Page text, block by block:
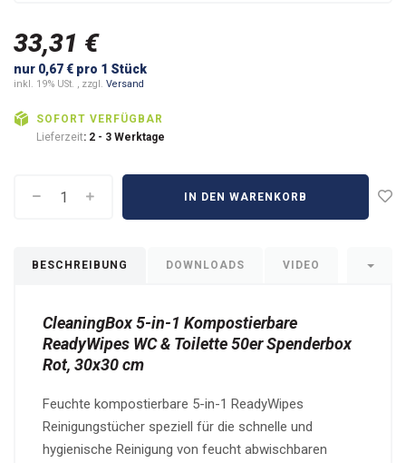
33,31 €
nur 0,67 € pro 1 Stück
inkl. 19% USt. , zzgl. Versand
SOFORT VERFÜGBAR
Lieferzeit: 2 - 3 Werktage
IN DEN WARENKORB
BESCHREIBUNG DOWNLOADS VIDEO
CleaningBox 5-in-1 Kompostierbare
ReadyWipes WC & Toilette 50er Spenderbox
Rot, 30x30 cm
Feuchte kompostierbare 5-in-1 ReadyWipes
Reinigungstücher speziell für die schnelle und
hygienische Reinigung von feucht abwischbaren